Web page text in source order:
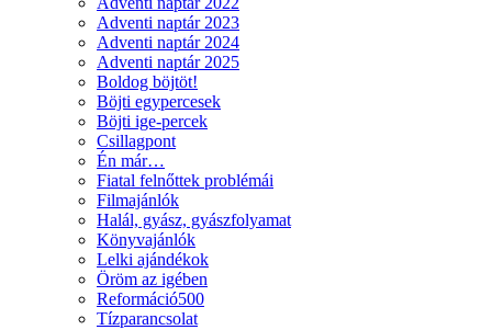
Adventi naptár 2023
Adventi naptár 2024
Adventi naptár 2025
Boldog böjtöt!
Böjti egypercesek
Böjti ige-percek
Csillagpont
Én már…
Fiatal felnőttek problémái
Filmajánlók
Halál, gyász, gyászfolyamat
Könyvajánlók
Lelki ajándékok
Öröm az igében
Reformáció500
Tízparancsolat